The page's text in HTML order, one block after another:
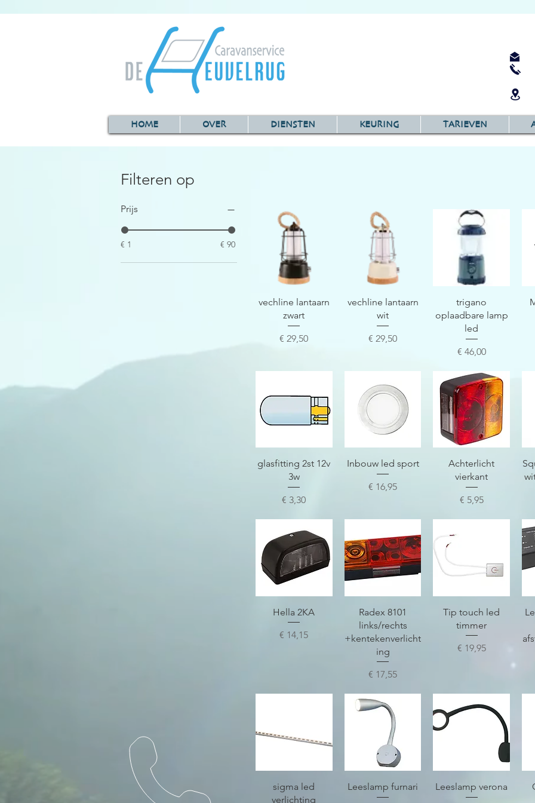
HOME OVER DIENSTEN KEURING TARIEVEN
Filteren op
Prijs
€ 1 € 90
Snel overzicht
vechline lantaarn
zwart
Prijs
€ 29,50
Snel overzicht
vechline lantaarn
wit
Prijs
€ 29,50
Snel overzicht
trigano
oplaadbare lamp
led
Prijs
€ 46,00
Snel overzicht
glasfitting 2st 12v
3w
Prijs
€ 3,30
Snel overzicht
Inbouw led sport
Prijs
€ 16,95
Snel overzicht
Achterlicht
vierkant
Prijs
€ 5,95
Snel overzicht
Hella 2KA
Prijs
€ 14,15
Snel overzicht
Radex 8101
links/rechts
+kentekenverlicht
ing
Prijs
€ 17,55
Snel overzicht
Tip touch led
timmer
Prijs
€ 19,95
Snel overzicht
sigma led
verlichting
Snel overzicht
Leeslamp furnari
Snel overzicht
Leeslamp verona